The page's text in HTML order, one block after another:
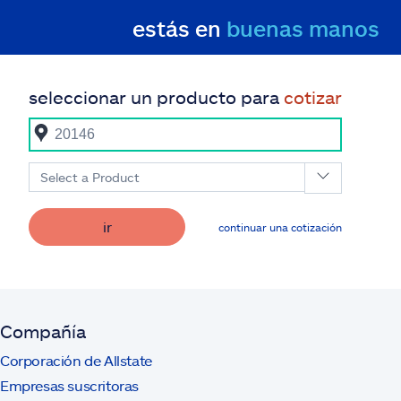
estás en buenas manos
seleccionar un producto para cotizar
Select a Product
ir continuar una cotización
Compañía
Corporación de Allstate
Empresas suscritoras